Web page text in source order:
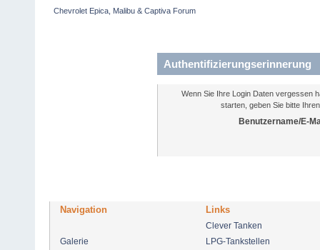
Chevrolet Epica, Malibu & Captiva Forum
Authentifizierungserinnerung
Wenn Sie Ihre Login Daten vergessen
starten, geben Sie bitte
Benutzername/E-
Navigation Links
Clever Tanken
Galerie
LPG-Tankstellen